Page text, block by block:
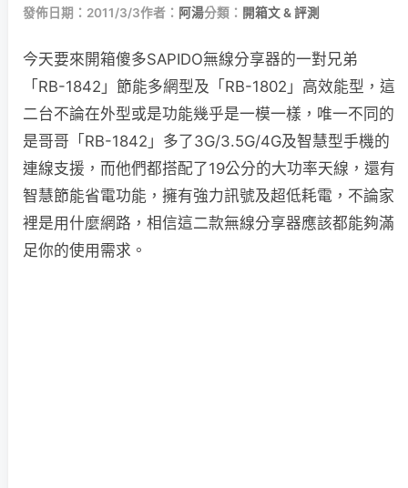
發佈日期：2011/3/3作者： 阿湯分類： 開箱文 & 評測
今天要來開箱傻多SAPIDO無線分享器的一對兄弟
「RB-1842」節能多網型及「RB-1802」高效能型，這
二台不論在外型或是功能幾乎是一模一樣，唯一不同的
是哥哥「RB-1842」多了3G/3.5G/4G及智慧型手機的
連線支援，而他們都搭配了19公分的大功率天線，還有
智慧節能省電功能，擁有強力訊號及超低耗電，不論家
裡是用什麼網路，相信這二款無線分享器應該都能夠滿
足你的使用需求。